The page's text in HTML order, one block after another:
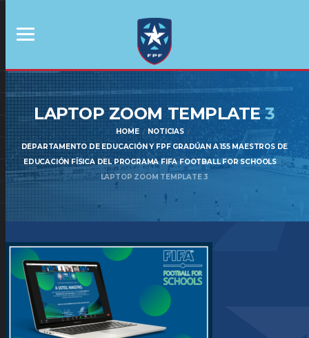
LAPTOP ZOOM TEMPLATE3
HOME
NOTICIAS
DEPARTAMENTO DE EDUCACIÓN Y FPF GRADÚAN A 155 MAESTROS DE
EDUCACIÓN FÍSICA DEL PROGRAMA FIFA FOOTBALL FOR SCHOOLS
LAPTOP ZOOM TEMPLATE 3